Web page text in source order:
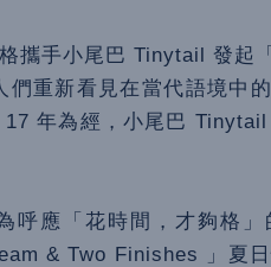
攜手小尾巴 Tinytail 發起
們重新看見在當代語境中
年為經，小尾巴
應「花時間，才夠格」
& Two Finishes 」夏